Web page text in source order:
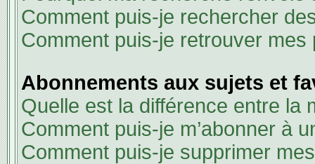
Comment puis-je rechercher
Comment puis-je retrouver
Abonnements aux sujets et
Quelle est la différence entre la
Comment puis-je m’abonner à
Comment puis-je supprimer